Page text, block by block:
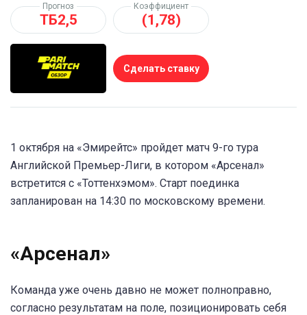
Прогноз
ТБ2,5
Коэффициент
(1,78)
Сделать ставку
1 октября на «Эмирейтс» пройдет матч 9-го тура
Английской Премьер-Лиги, в котором «Арсенал»
встретится с «Тоттенхэмом». Старт поединка
запланирован на 14:30 по московскому времени.
«Арсенал»
Команда уже очень давно не может полноправно,
согласно результатам на поле, позиционировать себя